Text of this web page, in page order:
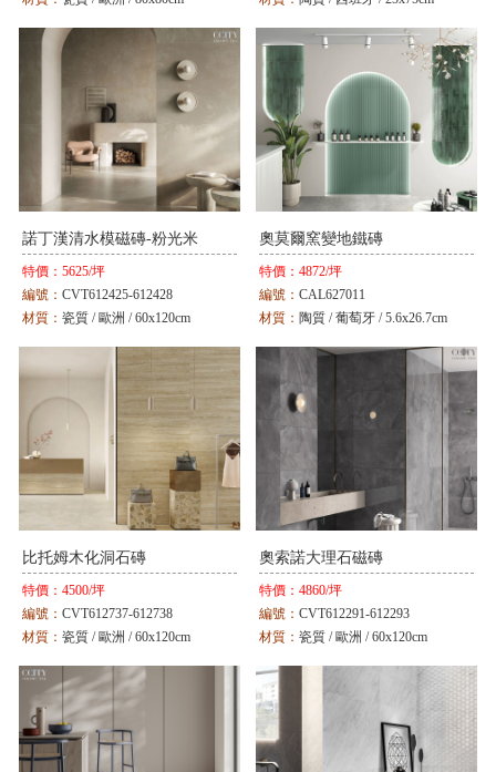
諾丁漢清水模磁磚-粉光米
特價： 5625/坪
編號： CVT612425-612428
材質： 瓷質 / 歐洲 / 60x120cm
奧莫爾窯變地鐵磚
特價： 4872/坪
編號： CAL627011
材質： 陶質 / 葡萄牙 / 5.6x26.7cm
比托姆木化洞石磚
特價： 4500/坪
編號： CVT612737-612738
材質： 瓷質 / 歐洲 / 60x120cm
奧索諾大理石磁磚
特價： 4860/坪
編號： CVT612291-612293
材質： 瓷質 / 歐洲 / 60x120cm